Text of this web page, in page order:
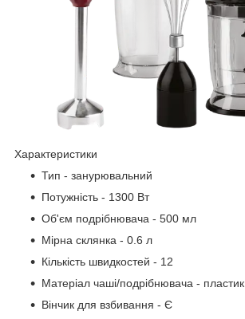
Характеристики
Тип - занурювальний
Потужність - 1300 Вт
Об'єм подрібнювача - 500 мл
Мірна склянка - 0.6 л
Кількість швидкостей - 12
Матеріал чаші/подрібнювача - пластик
Вінчик для взбивання - Є